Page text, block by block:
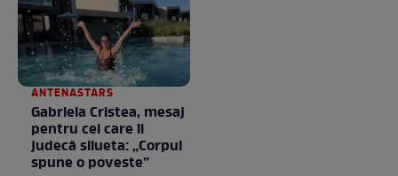
ANTENASTARS
Gabriela Cristea, mesaj
pentru cei care îi
judecă silueta: „Corpul
spune o poveste”